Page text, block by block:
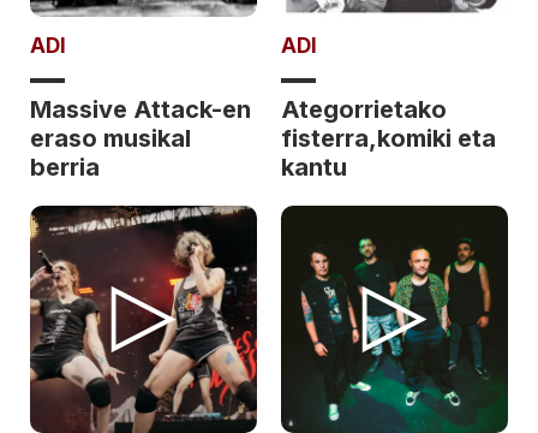
ADI
Massive Attack-en
eraso musikal
berria
ADI
Ategorrietako
fisterra,komiki eta
kantu